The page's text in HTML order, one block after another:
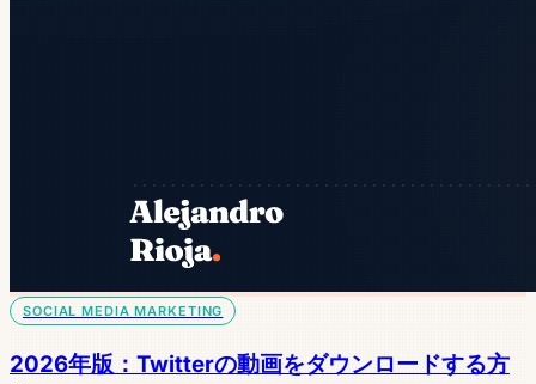
SOCIAL MEDIA MARKETING
2026年版：Twitterの動画をダウンロードする方